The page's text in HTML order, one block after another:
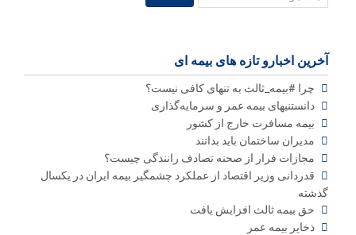
آخرین اخبارو تازه های بیمه ای
چرا #بیمه_ثالث به تنهای کافی نیست؟
دانستنیهای بیمه عمر و سرمایه‌گذاری
بیمه مسافرت خارج از کشور
مدیران ساختمان باید بدانند
مجازات فرار از صحنه تصادف رانندگی چیست؟
قدردانی وزیر اقتصاد از عملکرد چشمگیر بیمه ایران در یکسال
گذشته
حق بیمه ثالث افزایش یافت
ذخاير بيمه عمر